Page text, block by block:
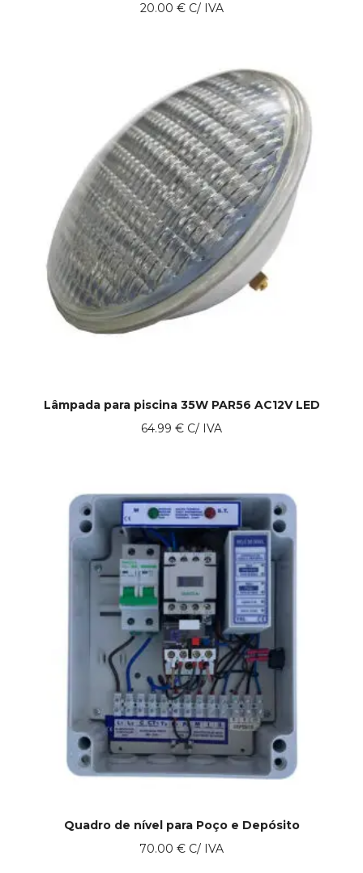
20.00 €C/ IVA
Lâmpada para piscina 35W PAR56 AC12V LED
64.99 € C/ IVA
Quadro de nível para Poço e Depósito
70.00 € C/ IVA